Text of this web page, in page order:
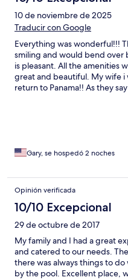
10 de noviembre de 2025
Traducir con Google
Everything was wonderful!!!
smiling and would bend over
is pleasant. All the amenities
great and beautiful. My wife i
return to Panama!! As they
Gary, se hospedó 2 noches
Opinión verificada
10/10 Excepcional
29 de octubre de 2017
My family and I had a great
and catered to our needs.
there was always things to do
by the pool. Excellent place,